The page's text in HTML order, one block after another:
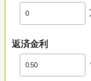
返済金利